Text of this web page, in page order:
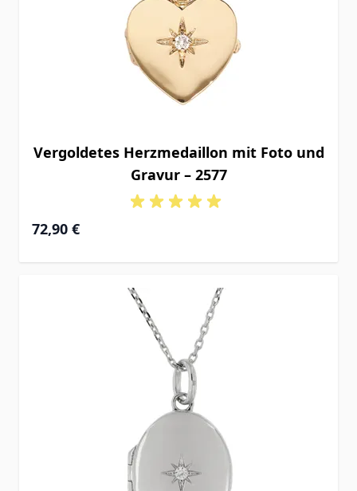
Vergoldetes Herzmedaillon mit Foto und
Gravur – 2577
72,90 €